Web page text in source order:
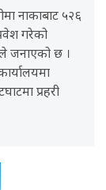
नाकाबाट ५२६
गरेको
जनाएको छ ।
प्रहरी